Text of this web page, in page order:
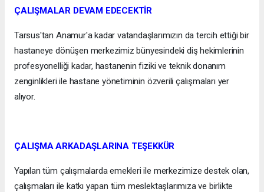
ÇALIŞMALAR DEVAM EDECEKTİR
Tarsus'tan Anamur'a kadar vatandaşlarımızın da tercih ettiği bir
hastaneye dönüşen merkezimiz bünyesindeki diş hekimlerinin
profesyonelliği kadar, hastanenin fiziki ve teknik donanım
zenginlikleri ile hastane yönetiminin özverili çalışmaları yer
alıyor.
ÇALIŞMA ARKADAŞLARINA TEŞEKKÜR
Yapılan tüm çalışmalarda emekleri ile merkezimize destek olan,
çalışmaları ile katkı yapan tüm meslektaşlarımıza ve birlikte